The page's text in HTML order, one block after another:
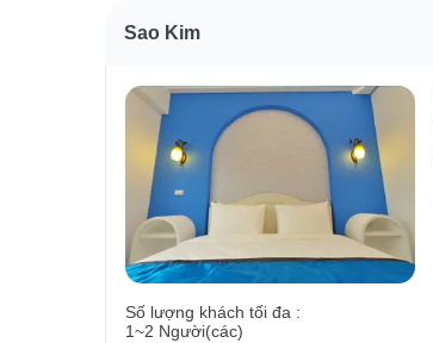
Sao Kim
Số lượng khách tối đa :
1~2 Người(các)